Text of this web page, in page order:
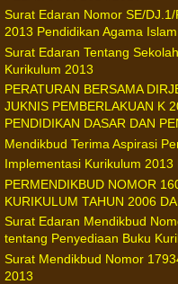
Surat Edaran Nomor SE/
2013 Pendidikan Agama
Surat Edaran Tentang
Kurikulum 2013
PERATURAN BERSAMA
JUKNIS PEMBERLAKUAN K
PENDIDIKAN DASAR DAN
Mendikbud Terima Aspirasi
Implementasi Kurikulum
PERMENDIKBUD NOMOR
KURIKULUM TAHUN 2006
Surat Edaran Mendikbud
tentang Penyediaan Buku
Surat Mendikbud Nomor
2013